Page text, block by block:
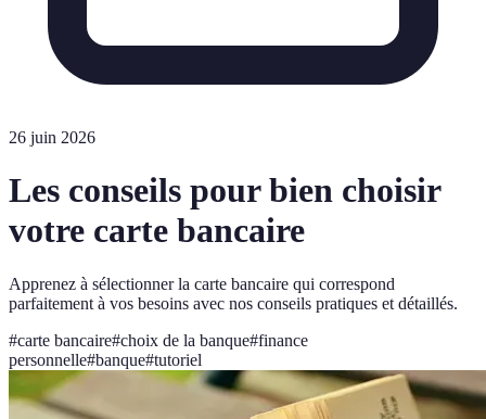
26 juin 2026
Les conseils pour bien choisir
votre carte bancaire
Apprenez à sélectionner la carte bancaire qui correspond
parfaitement à vos besoins avec nos conseils pratiques et détaillés.
#carte bancaire#choix de la banque#finance
personnelle#banque#tutoriel